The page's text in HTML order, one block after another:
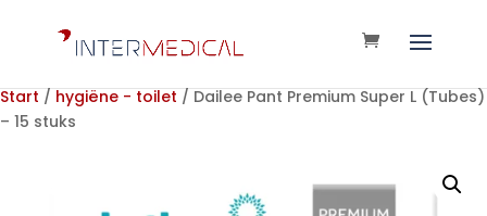
Start / hygiëne - toilet / Dailee Pant Premium Super L (Tubes)
– 15 stuks